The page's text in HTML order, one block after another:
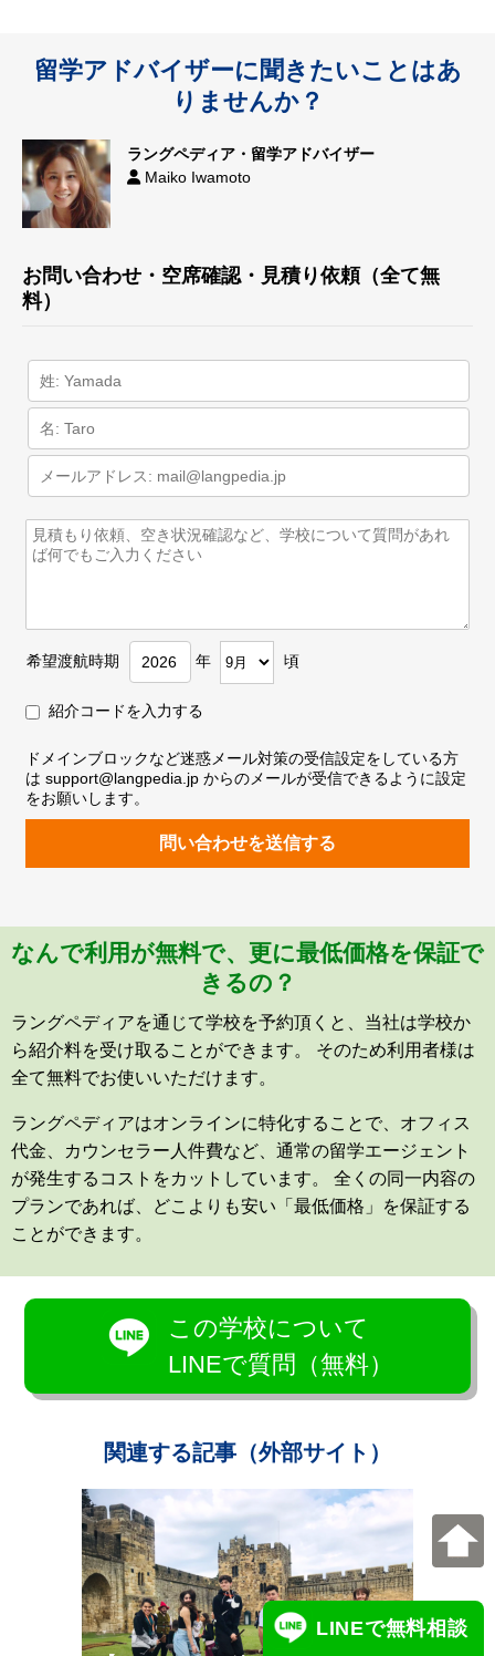
留学アドバイザーに聞きたいことはあ
りませんか？
ラングペディア・留学アドバイザー
Maiko Iwamoto
お問い合わせ・空席確認・見積り依頼（全て無
料）
希望渡航時期 年 頃
紹介コードを入力する
ドメインブロックなど迷惑メール対策の受信設定をしている方
は support@langpedia.jp からのメールが受信できるように設定
をお願いします。
問い合わせを送信する
なんで利用が無料で、更に最低価格を保証で
きるの？
ラングペディアを通じて学校を予約頂くと、当社は学校か
ら紹介料を受け取ることができます。 そのため利用者様は
全て無料でお使いいただけます。
ラングペディアはオンラインに特化することで、オフィス
代金、カウンセラー人件費など、通常の留学エージェント
が発生するコストをカットしています。 全くの同一内容の
プランであれば、どこよりも安い「最低価格」を保証する
ことができます。
この学校について
LINEで質問（無料）
関連する記事（外部サイト）
LINEで無料相談